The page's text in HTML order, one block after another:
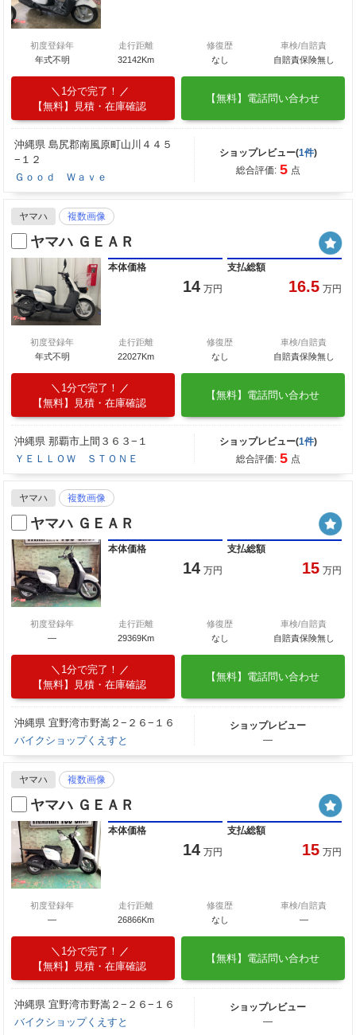
初度登録年
年式不明
走行距離
32142Km
修復歴
なし
車検/自賠責
自賠責保険無し
1分で完了！
【無料】見積・在庫確認
【無料】電話問い合わせ
沖縄県 島尻郡南風原町山川４４５
−１２
Ｇｏｏｄ Ｗａｖｅ
ショップレビュー(1件)
総合評価: 5 点
ヤマハ 複数画像
ヤマハ ＧＥＡＲ
本体価格
14 万円
支払総額
16.5 万円
初度登録年
年式不明
走行距離
22027Km
修復歴
なし
車検/自賠責
自賠責保険無し
1分で完了！
【無料】見積・在庫確認
【無料】電話問い合わせ
沖縄県 那覇市上間３６３−１
ＹＥＬＬＯＷ ＳＴＯＮＥ
ショップレビュー(1件)
総合評価: 5 点
ヤマハ 複数画像
ヤマハ ＧＥＡＲ
本体価格
14 万円
支払総額
15 万円
初度登録年
―
走行距離
29369Km
修復歴
なし
車検/自賠責
自賠責保険無し
1分で完了！
【無料】見積・在庫確認
【無料】電話問い合わせ
沖縄県 宜野湾市野嵩２−２６−１６
バイクショップくえすと
ショップレビュー
―
ヤマハ 複数画像
ヤマハ ＧＥＡＲ
本体価格
14 万円
支払総額
15 万円
初度登録年
―
走行距離
26866Km
修復歴
なし
車検/自賠責
―
1分で完了！
【無料】見積・在庫確認
【無料】電話問い合わせ
沖縄県 宜野湾市野嵩２−２６−１６
バイクショップくえすと
ショップレビュー
―